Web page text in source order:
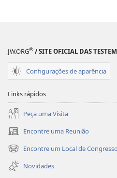
JW.ORG® / SITE OFICIAL DAS
Configurações de aparência
Links rápidos
Peça uma Visita
Encontre uma Reunião
(abre
nova
janela)
Encontre um Local de Congresso
(abre
nova
janela)
Novidades